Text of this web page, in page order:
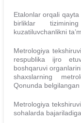
Etalonlar orqali
birliklar
kuzatiluvchanlikni
Metrologiya
respublika ijro
boshqaruvi
shaxslarning
Qonunda
Metrologiya
sohalarda